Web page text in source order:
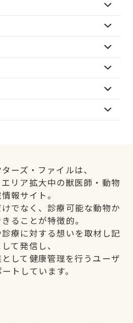
ーズ・ファイルは、
リア拡大中の獣医師・動物
報サイト。
でなく、診療可能な動物か
ることが特徴的。
療に対する想いを取材し記
て発信し、
して健康管理を行うユーザ
トしています。